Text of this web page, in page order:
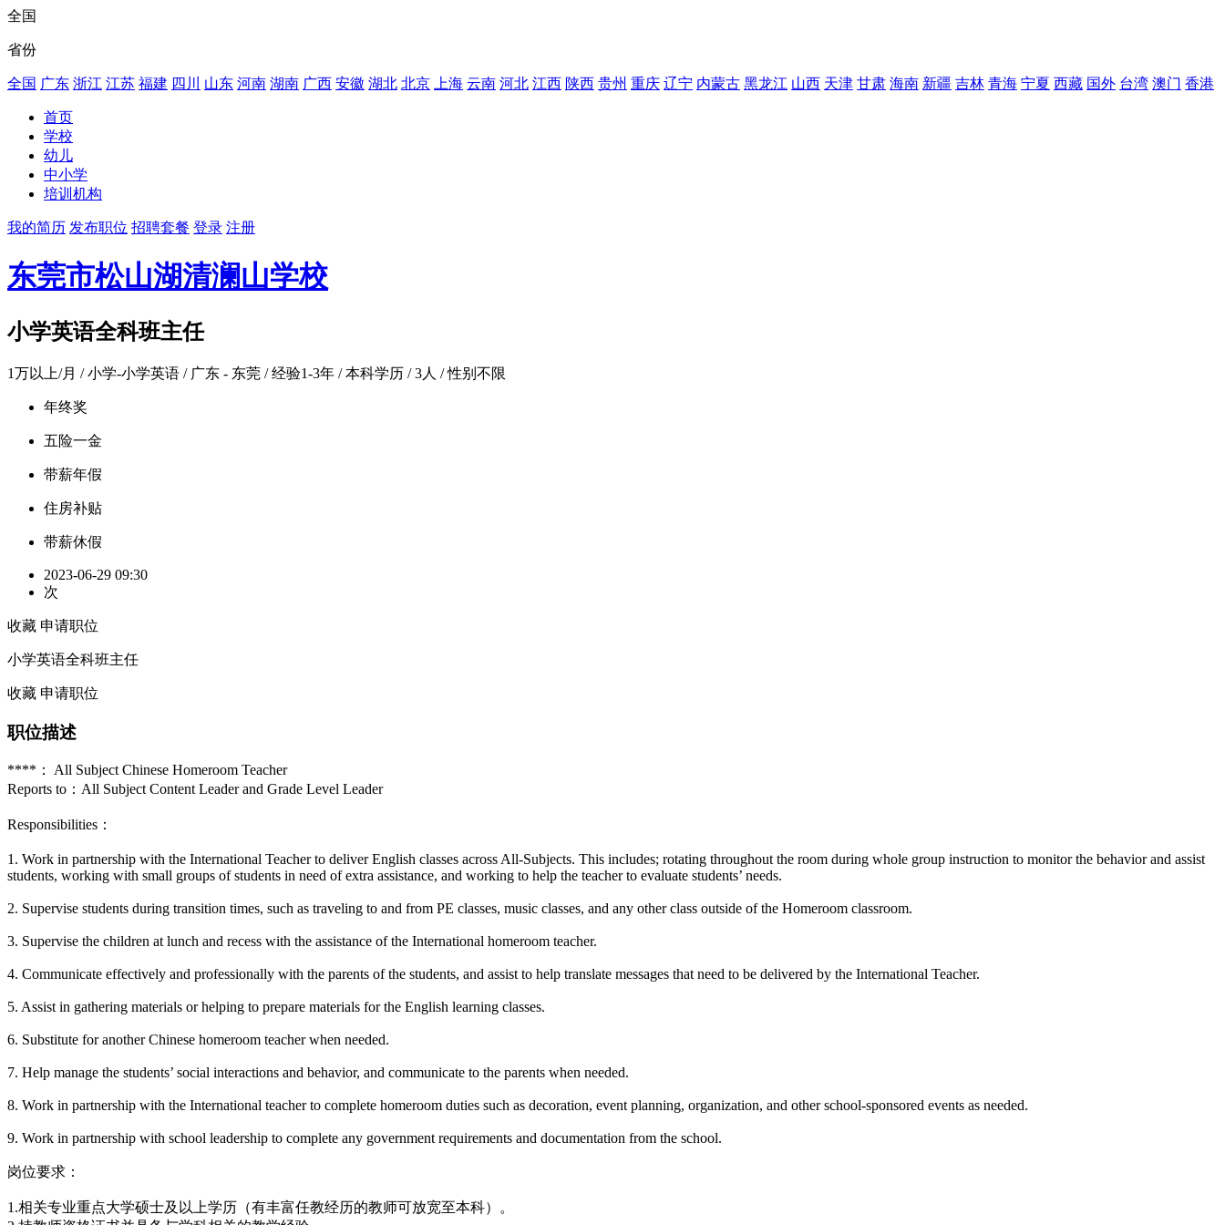
全国
省份
全国 广东 浙江 江苏 福建 四川 山东 河南 湖南 广西 安徽 湖北 北京 上海 云南 河北 江西 陕西 贵州 重庆 辽宁 内蒙古 黑龙江 山西 天津 甘肃 海南 新疆 吉林 青海 宁夏 西藏 国外 台湾 澳门 香港
首页
学校
幼儿
中小学
培训机构
我的简历 发布职位 招聘套餐 登录 注册
东莞市松山湖清澜山学校
小学英语全科班主任
1万以上/月 / 小学-小学英语 / 广东 - 东莞 / 经验1-3年 / 本科学历 / 3人 / 性别不限
年终奖
五险一金
带薪年假
住房补贴
带薪休假
2023-06-29 09:30
次
收藏 申请职位
小学英语全科班主任
收藏 申请职位
职位描述
****： All Subject Chinese Homeroom Teacher
Reports to：All Subject Content Leader and Grade Level Leader
Responsibilities：
1. Work in partnership with the International Teacher to deliver English classes across All-Subjects. This includes; rotating throughout the room during whole group instruction to monitor the behavior and assist
students, working with small groups of students in need of extra assistance, and working to help the teacher to evaluate students’ needs.
2. Supervise students during transition times, such as traveling to and from PE classes, music classes, and any other class outside of the Homeroom classroom.
3. Supervise the children at lunch and recess with the assistance of the International homeroom teacher.
4. Communicate effectively and professionally with the parents of the students, and assist to help translate messages that need to be delivered by the International Teacher.
5. Assist in gathering materials or helping to prepare materials for the English learning classes.
6. Substitute for another Chinese homeroom teacher when needed.
7. Help manage the students’ social interactions and behavior, and communicate to the parents when needed.
8. Work in partnership with the International teacher to complete homeroom duties such as decoration, event planning, organization, and other school-sponsored events as needed.
9. Work in partnership with school leadership to complete any government requirements and documentation from the school.
岗位要求：
1.相关专业重点大学硕士及以上学历（有丰富任教经历的教师可放宽至本科）。